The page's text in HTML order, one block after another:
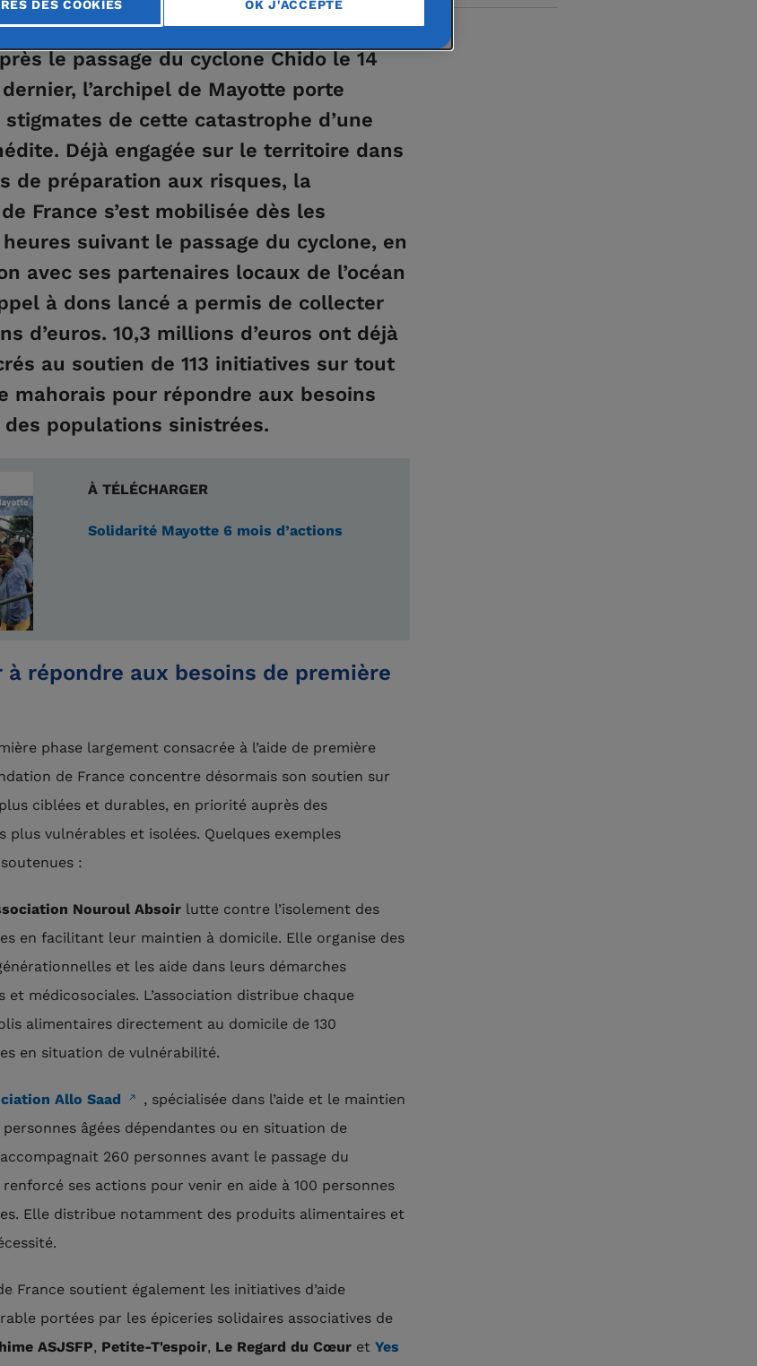
le passage du cyclone Chido le 14
l’archipel de Mayotte porte
stigmates de cette catastrophe d’une
Déjà engagée sur le territoire dans
de préparation aux risques, la
France s’est mobilisée dès les
suivant le passage du cyclone, en
avec ses partenaires locaux de l’océan
à dons lancé a permis de collecter
d’euros. 10,3 millions d’euros ont déjà
au soutien de 113 initiatives sur tout
mahorais pour répondre aux besoins
des populations sinistrées.
À TÉLÉCHARGER
Solidarité Mayotte 6 mois d’actions
à répondre aux besoins de première
phase largement consacrée à l’aide de première
de France concentre désormais son soutien sur
ciblées et durables, en priorité auprès des
plus vulnérables et isolées. Quelques exemples
:
Nouroul Absoir lutte contre l’isolement des
en facilitant leur maintien à domicile. Elle organise des
et les aide dans leurs démarches
et médicosociales. L’association distribue chaque
alimentaires directement au domicile de 130
en situation de vulnérabilité.
Allo Saad
, spécialisée dans l’aide et le maintien
âgées dépendantes ou en situation de
260 personnes avant le passage du
ses actions pour venir en aide à 100 personnes
Elle distribue notamment des produits alimentaires et
France soutient également les initiatives d’aide
portées par les épiceries solidaires associatives de
ASJSFP, Petite-T'espoir, Le Regard du Cœur et Yes
DES COOKIES OK J'ACCEPTE